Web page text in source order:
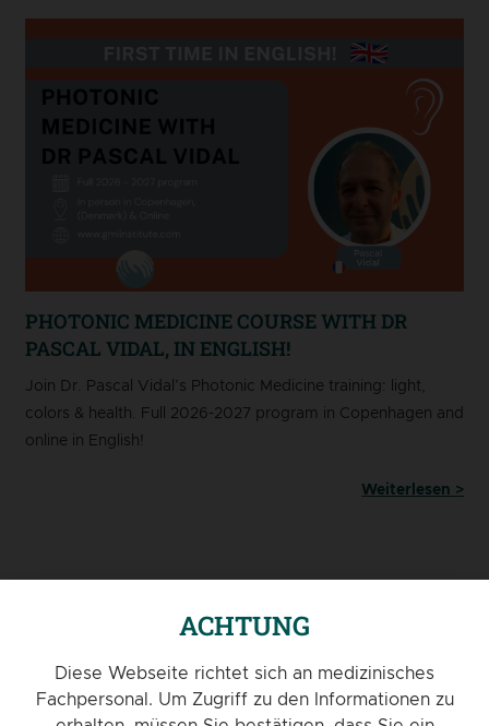
PHOTONIC MEDICINE COURSE WITH DR
PASCAL VIDAL, IN ENGLISH!
Join Dr. Pascal Vidal’s Photonic Medicine training: light,
colors & health. Full 2026-2027 program in Copenhagen and
online in English!
Weiterlesen >
ACHTUNG
Diese Webseite richtet sich an medizinisches
Fachpersonal. Um Zugriff zu den Informationen zu